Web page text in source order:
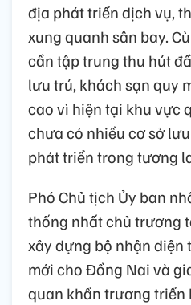
địa phát triển dịch vụ,
xung quanh sân bay.
cần tập trung thu hút
lưu trú, khách sạn quy
cao vì hiện tại khu vực
chưa có nhiều cơ sở
phát triển trong tương
Phó Chủ tịch Ủy ban
thống nhất chủ trương
xây dựng bộ nhận diện
mới cho Đồng Nai và
quan khẩn trương triển